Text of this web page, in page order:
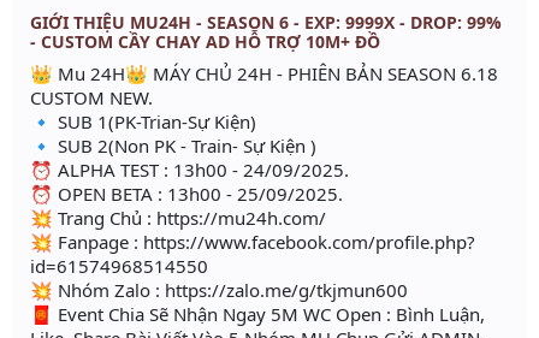
GIỚI THIỆU MU24H - SEASON 6 - EXP: 9999X - DROP: 99%
- CUSTOM CẦY CHAY AD HỖ TRỢ 10M+ ĐỒ
👑 Mu 24H👑 MÁY CHỦ 24H - PHIÊN BẢN SEASON 6.18
CUSTOM NEW.
🔹 SUB 1(PK-Trian-Sự Kiện)
🔹 SUB 2(Non PK - Train- Sự Kiện )
⏰ ALPHA TEST : 13h00 - 24/09/2025.
⏰ OPEN BETA : 13h00 - 25/09/2025.
💥 Trang Chủ : https://mu24h.com/
💥 Fanpage : https://www.facebook.com/profile.php?
id=61574968514550
💥 Nhóm Zalo : https://zalo.me/g/tkjmun600
🧧 Event Chia Sẽ Nhận Ngay 5M WC Open : Bình Luận,